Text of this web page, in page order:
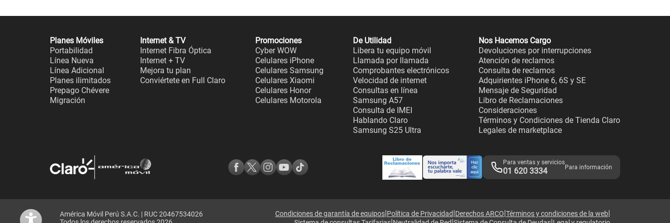
Planes Móviles
Portabilidad
Línea Nueva
Línea Adicional
Planes ilimitados
Prepago Chévere
Migración
Internet & TV
Internet Fibra Óptica
Internet + TV
Mejora tu plan
Conviértete en Full Claro
Promociones
Cyber WOW
Celulares iPhone
Celulares Samsung
Celulares Xiaomi
Celulares Honor
Celulares Motorola
De Utilidad
Libera tu equipo móvil
Llamada por llamada
Comprobantes electrónicos
Velocidad de internet
Consultas en línea
Samsung A57
Consulta de IMEI
Hablando Claro
Samsung S25 Ultra
Nos Hacemos Cargo
Devoluciones por interrupciones
Atención de reclamos
Consulta de reclamos
Adquirientes iPhone 6, 6S y SE
Mensaje de Seguridad
Libro de Reclamaciones
Consideraciones
Términos y Condiciones de Tienda Claro
Legales de marketplace
Para ventas y servicios
01 620 3334 Para información
América Móvil Perú S.A.C. | RUC 20467534026
Condiciones de garantía de equipos|Política de Privacidad|Derechos ARCO|Términos y condiciones de la web|